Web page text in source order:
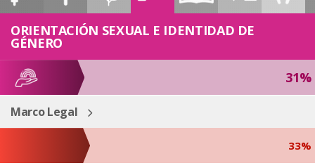
ESP ENG
ORIENTACIÓN SEXUAL E IDENTIDAD DE
GÉNERO
31%
Marco Legal
33%